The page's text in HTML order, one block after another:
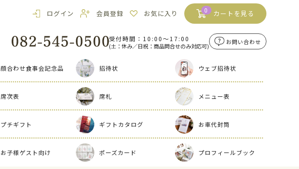
ログイン 会員登録 お気に入り 0 カートを見る
受付時間：10:00〜17:00
(土：休み／日祝：商品問合せのみ対応可)
お問い合わせ
顔合わせ食事会記念品 招待状 ウェブ招待状
席次表 席札 メニュー表
プチギフト ギフトカタログ お車代封筒
お子様ゲスト向け ポーズカード プロフィールブック